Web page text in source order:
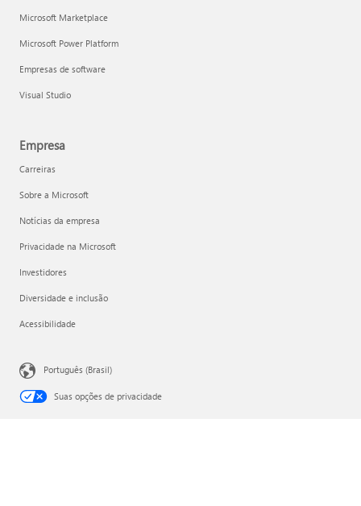
Microsoft Marketplace
Microsoft Power Platform
Empresas de software
Visual Studio
Empresa
Carreiras
Sobre a Microsoft
Notícias da empresa
Privacidade na Microsoft
Investidores
Diversidade e inclusão
Acessibilidade
Português (Brasil)
Suas opções de privacidade